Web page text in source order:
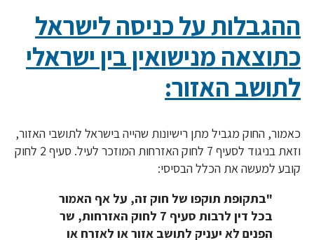
ההגבלות על כניסה לישראל
כתוצאה מנישואין בין ישראלי
לתושב האזור:
כאמור, החוק מגביל מתן רישיונות שהייה בישראל לתושבי האזור,
וזאת בניגוד לסעיף 7 לחוק האזרחות המוזכר לעיל. סעיף 2 לחוק
קובע למעשה את הכלל הבסיסי:
"בתקופת תוקפו של חוק זה, על אף האמור
בכל דין לרבות סעיף 7 לחוק האזרחות, שר
הפנים לא יעניק לתושב אזור או לאזרח או